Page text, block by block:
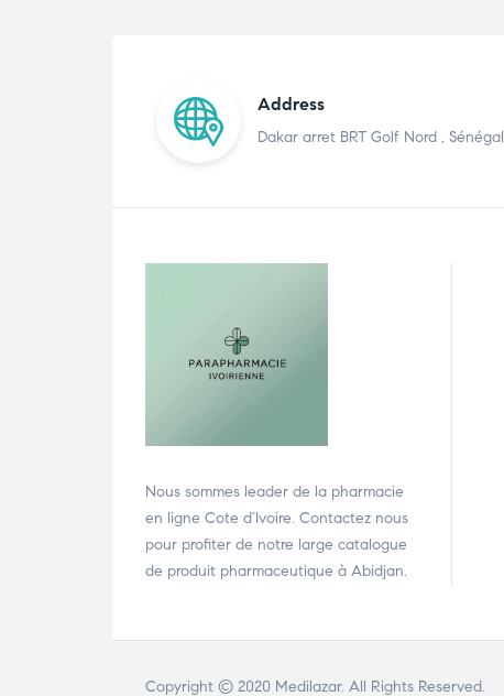
Address
Dakar arret BRT Golf Nord , Sénégal
Nous sommes leader de la pharmacie
en ligne Cote d’Ivoire. Contactez nous
pour profiter de notre large catalogue
de produit pharmaceutique à Abidjan.
Copyright © 2020 Medilazar. All Rights Reserved.